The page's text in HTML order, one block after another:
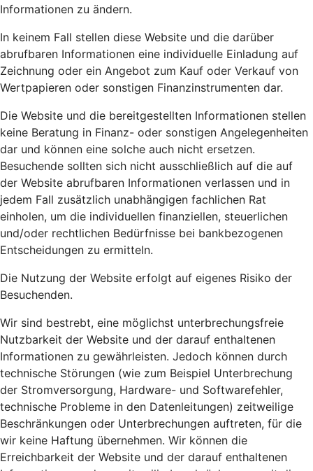
Informationen zu ändern.
In keinem Fall stellen diese Website und die darüber
abrufbaren Informationen eine individuelle Einladung auf
Zeichnung oder ein Angebot zum Kauf oder Verkauf von
Wertpapieren oder sonstigen Finanzinstrumenten dar.
Die Website und die bereitgestellten Informationen stellen
keine Beratung in Finanz- oder sonstigen Angelegenheiten
dar und können eine solche auch nicht ersetzen.
Besuchende sollten sich nicht ausschließlich auf die auf
der Website abrufbaren Informationen verlassen und in
jedem Fall zusätzlich unabhängigen fachlichen Rat
einholen, um die individuellen finanziellen, steuerlichen
und/oder rechtlichen Bedürfnisse bei bankbezogenen
Entscheidungen zu ermitteln.
Die Nutzung der Website erfolgt auf eigenes Risiko der
Besuchenden.
Wir sind bestrebt, eine möglichst unterbrechungsfreie
Nutzbarkeit der Website und der darauf enthaltenen
Informationen zu gewährleisten. Jedoch können durch
technische Störungen (wie zum Beispiel Unterbrechung
der Stromversorgung, Hardware- und Softwarefehler,
technische Probleme in den Datenleitungen) zeitweilige
Beschränkungen oder Unterbrechungen auftreten, für die
wir keine Haftung übernehmen. Wir können die
Erreichbarkeit der Website und der darauf enthaltenen